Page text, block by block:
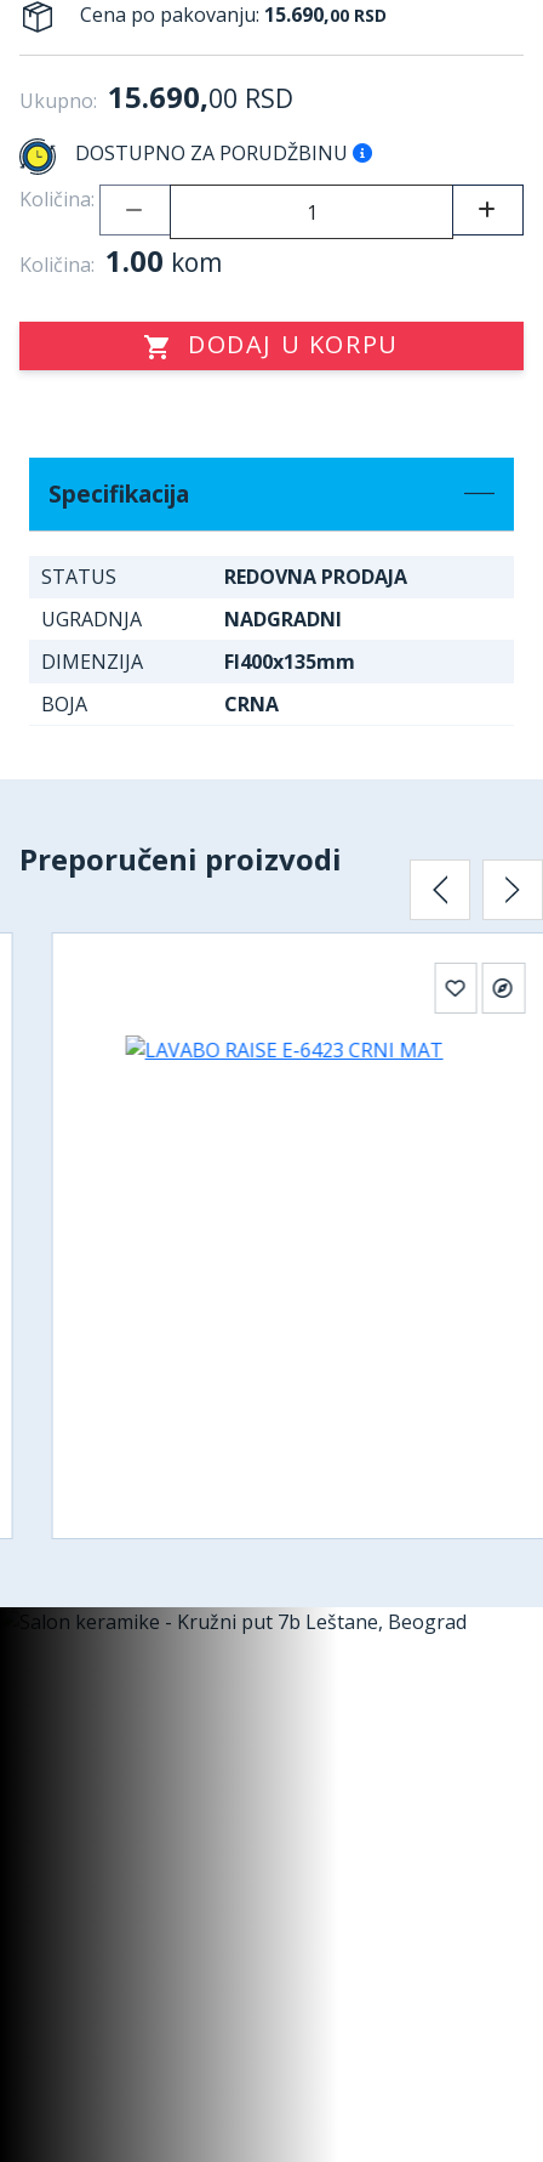
Cena po pakovanju: 15.690,00 RSD
Ukupno: 15.690,00 RSD
DOSTUPNO ZA PORUDŽBINU
Količina:
Količina: 1.00 kom
DODAJ U KORPU
Specifikacija
STATUS
REDOVNA PRODAJA
UGRADNJA
NADGRADNI
DIMENZIJA
FI400x135mm
BOJA
CRNA
Preporučeni proizvodi